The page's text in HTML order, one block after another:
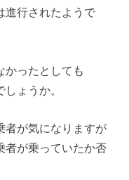
進行されたようで
かったとしても
ょうか。
者が気になりますが
者が乗っていたか否